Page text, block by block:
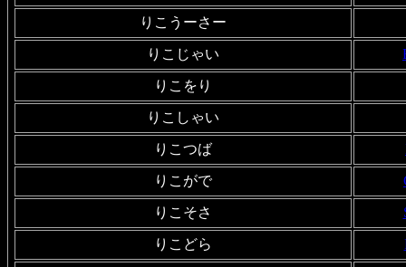
りこうーさー
りこじゃい
りこをり
りこしゃい
りこつば
りこがで
りこそさ
りこどら